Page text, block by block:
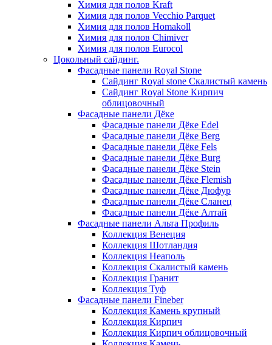
Химия для полов Kraft
Химия для полов Vecchio Parquet
Химия для полов Homakoll
Химия для полов Chimiver
Химия для полов Eurocol
Цокольный сайдинг.
Фасадные панели Royal Stone
Сайдинг Royal stone Скалистый камень
Сайдинг Royal Stone Кирпич
облицовочный
Фасадные панели Дёке
Фасадные панели Дёке Edel
Фасадные панели Дёке Berg
Фасадные панели Дёке Fels
Фасадные панели Дёке Burg
Фасадные панели Дёке Stein
Фасадные панели Дёке Flemish
Фасадные панели Дёке Дюфур
Фасадные панели Дёке Сланец
Фасадные панели Дёке Алтай
Фасадные панели Альта Профиль
Коллекция Венеция
Коллекция Шотландия
Коллекция Неаполь
Коллекция Скалистый камень
Коллекция Гранит
Коллекция Туф
Фасадные панели Fineber
Коллекция Камень крупный
Коллекция Кирпич
Коллекция Кирпич облицовочный